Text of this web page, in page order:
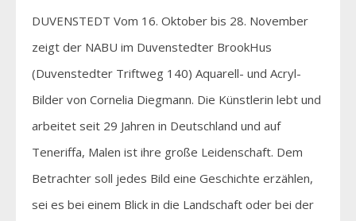
DUVENSTEDT Vom 16. Oktober bis 28. November
zeigt der NABU im Duvenstedter BrookHus
(Duvenstedter Triftweg 140) Aquarell- und Acryl-
Bilder von Cornelia Diegmann. Die Künstlerin lebt und
arbeitet seit 29 Jahren in Deutschland und auf
Teneriffa, Malen ist ihre große Leidenschaft. Dem
Betrachter soll jedes Bild eine Geschichte erzählen,
sei es bei einem Blick in die Landschaft oder bei der